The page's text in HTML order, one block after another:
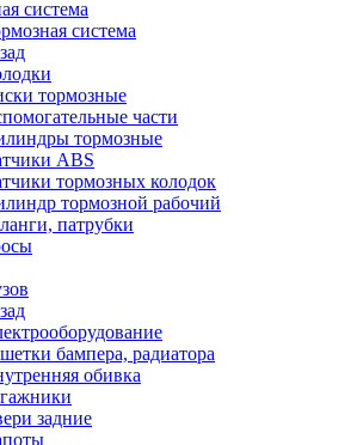
система
система
тормозные
части
тормозные
ABS
тормозных колодок
тормозной рабочий
патрубки
бампера, радиатора
обивка
задние